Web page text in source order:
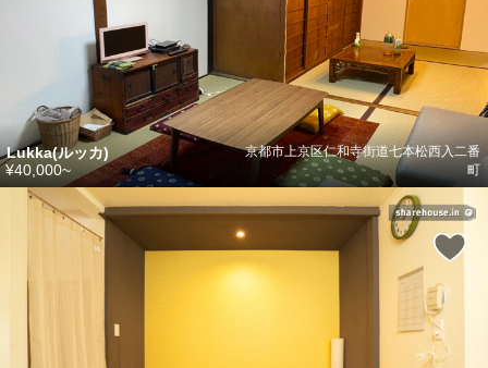
Lukka(ルッカ)
京都市上京区仁和寺街道七本松西入二番
町
¥40,000~